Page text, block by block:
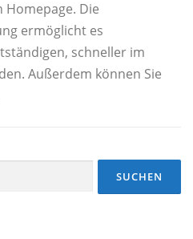
Die
ermöglicht es
schneller im
Außerdem können Sie